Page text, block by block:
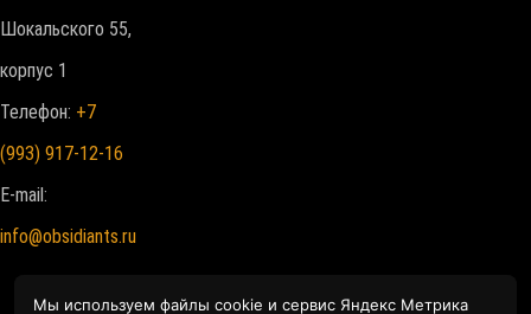
Мы используем файлы cookie и сервис Яндекс Метрика
Шокальского 55,
корпус 1
Телефон: +7
(993) 917-12-16
E-mail:
info@obsidiants.ru
Мы используем файлы cookie и сервис Яндекс Метрика